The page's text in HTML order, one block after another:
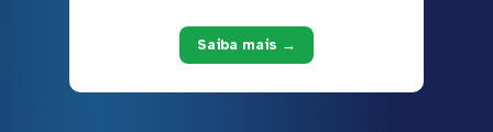
Saiba mais →